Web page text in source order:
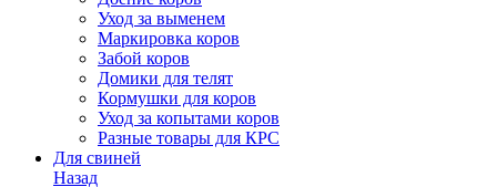
Уход за выменем
Маркировка коров
Забой коров
Домики для телят
Кормушки для коров
Уход за копытами коров
Разные товары для КРС
Для свиней
Назад